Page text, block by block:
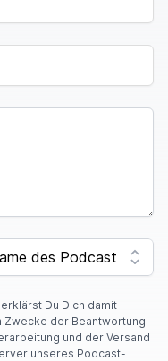
Du Dich damit
Zwecke der Beantwortung
und der Versand
unseres Podcast-